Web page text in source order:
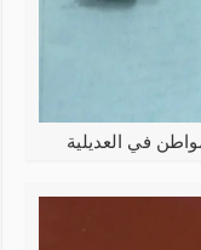
في العديلية